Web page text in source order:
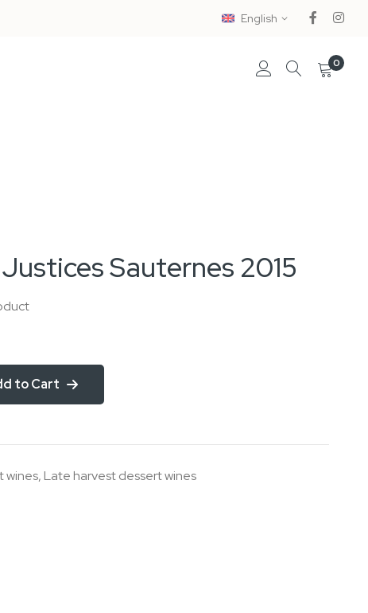
English
0
Sauternes 2015
to Cart
wines,Late harvest dessert wines